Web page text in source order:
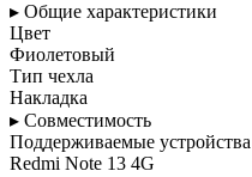
▸ Общие характеристики
Цвет
Фиолетовый
Тип чехла
Накладка
▸ Совместимость
Поддерживаемые устройства
Redmi Note 13 4G